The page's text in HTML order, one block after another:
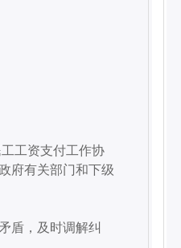
工资支付工作协
府有关部门和下级
盾，及时调解纠